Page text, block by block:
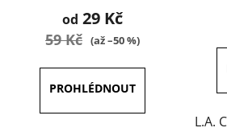
produktu
5
hvězdiček.
od 29 Kč
59 Kč (až –50 %)
L.A.